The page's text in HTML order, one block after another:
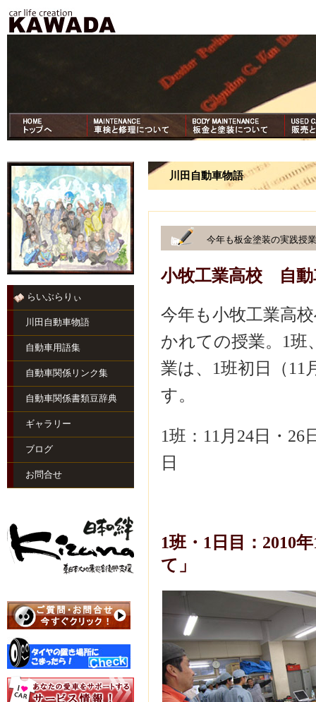
川田自動車物語
今年も板金塗装の実践授
小牧工業高校 自
今年も小牧工業高
かれての授業。1班
業は、1班初日（11
す。
1班：11月24日・
日
1班・1日目：2010
て」
らいぶらりぃ
川田自動車物語
自動車用語集
自動車関係リンク集
自動車関係書類豆辞典
ギャラリー
ブログ
お問合せ